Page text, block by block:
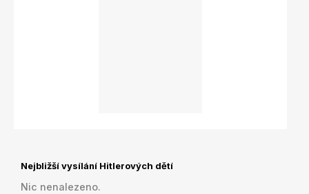
Nejbližší vysílání Hitlerových dětí
Nic nenalezeno.